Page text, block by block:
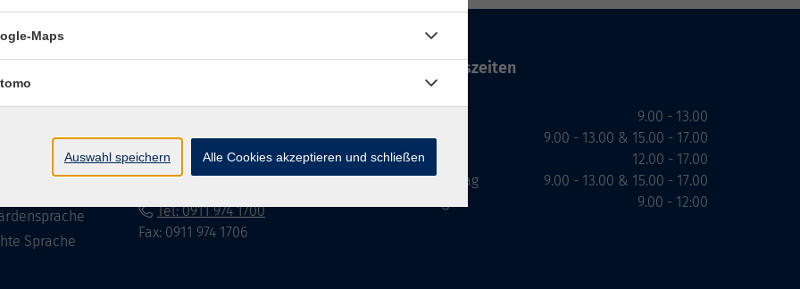
Sprache
90762 Fürth
info@vhs-fuerth.de
Tel: 0911 974 1700
Fax: 0911 974 1706
Öffnungszeiten
Dienstag
Mittwoch
Donnerstag
9.00 - 13.00
9.00 - 13.00 & 15.00 - 17.00
12.00 - 17.00
9.00 - 13.00 & 15.00 - 17.00
9.00 - 12:00
Maps
Auswahl speichern Alle Cookies akzeptieren und schließen